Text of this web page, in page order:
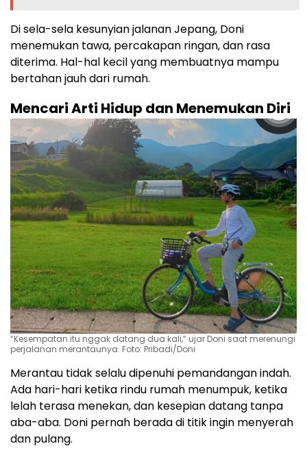
Di sela-sela kesunyian jalanan Jepang, Doni
menemukan tawa, percakapan ringan, dan rasa
diterima. Hal-hal kecil yang membuatnya mampu
bertahan jauh dari rumah.
Mencari Arti Hidup dan Menemukan Diri
“Kesempatan itu nggak datang dua kali,” ujar Doni saat merenungi
perjalanan merantaunya. Foto: Pribadi/Doni
Merantau tidak selalu dipenuhi pemandangan indah.
Ada hari-hari ketika rindu rumah menumpuk, ketika
lelah terasa menekan, dan kesepian datang tanpa
aba-aba. Doni pernah berada di titik ingin menyerah
dan pulang.